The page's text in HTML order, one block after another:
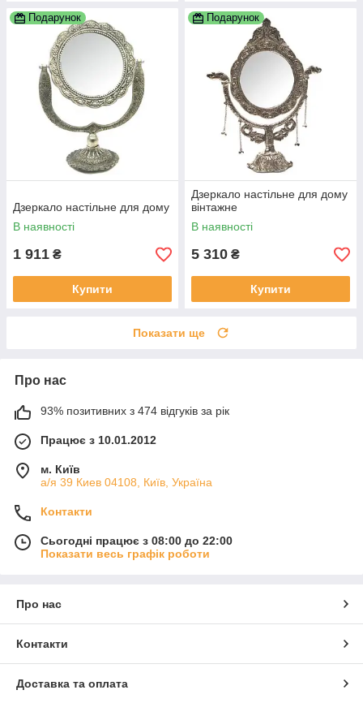
Подарунок
Дзеркало настільне для дому
В наявності
1 911 ₴
Купити
Подарунок
Дзеркало настільне для дому
вінтажне
В наявності
5 310 ₴
Купити
Показати ще
Про нас
93% позитивних з 474 відгуків за рік
Працює з 10.01.2012
м. Київ
а/я 39 Киев 04108, Київ, Україна
Контакти
Сьогодні працює з 08:00 до 22:00
Показати весь графік роботи
Про нас
Контакти
Доставка та оплата